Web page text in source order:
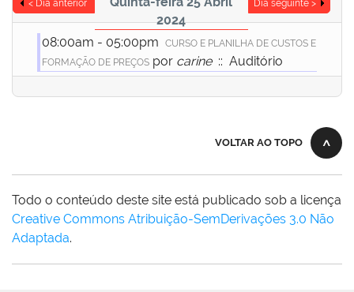
< Dia anterior
2024
Dia seguinte >
08:00am - 05:00pm
CURSO E PLANILHA DE CUSTOS E
FORMAÇÃO DE PREÇOS por carine:: Auditório
VOLTAR AO TOPO
Todo o conteúdo deste site está publicado sob a licença
Creative Commons Atribuição-SemDerivações 3.0 Não
Adaptada.